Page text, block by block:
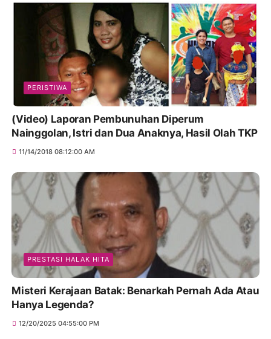
PERISTIWA
(Video) Laporan Pembunuhan Diperum
Nainggolan, Istri dan Dua Anaknya, Hasil Olah TKP
11/14/2018 08:12:00 AM
PRESTASI HALAK HITA
Misteri Kerajaan Batak: Benarkah Pernah Ada Atau
Hanya Legenda?
12/20/2025 04:55:00 PM